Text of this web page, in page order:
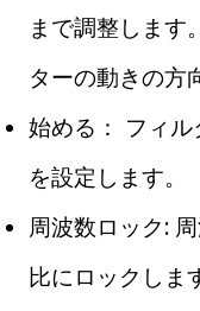
まで調整します
ターの動きの方
始める： フィ
を設定します。
周波数ロック:
比にロックしま